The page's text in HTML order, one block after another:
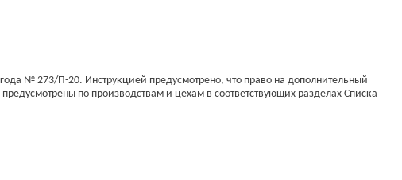
№ 273/П-20. Инструкцией предусмотрено, что право на дополнительный
по производствам и цехам в соответствующих разделах Списка